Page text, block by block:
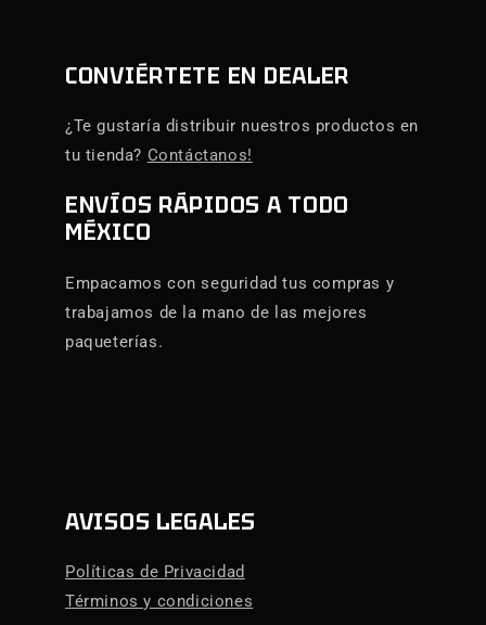
CONVIÉRTETE EN DEALER
¿Te gustaría distribuir nuestros productos en
tu tienda? Contáctanos!
ENVÍOS RÁPIDOS A TODO
MÉXICO
Empacamos con seguridad tus compras y
trabajamos de la mano de las mejores
paqueterías.
AVISOS LEGALES
Políticas de Privacidad
Términos y condiciones